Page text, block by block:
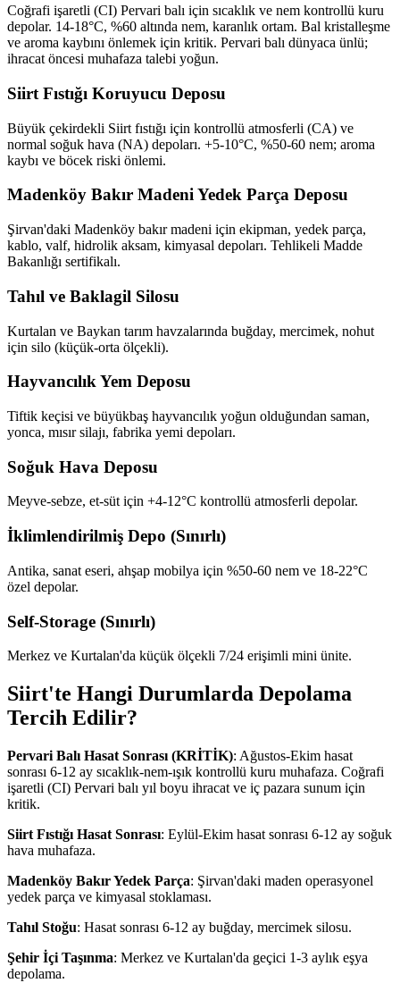
Coğrafi işaretli (CI) Pervari balı için sıcaklık ve nem kontrollü kuru
depolar. 14-18°C, %60 altında nem, karanlık ortam. Bal kristalleşme
ve aroma kaybını önlemek için kritik. Pervari balı dünyaca ünlü;
ihracat öncesi muhafaza talebi yoğun.
Siirt Fıstığı Koruyucu Deposu
Büyük çekirdekli Siirt fıstığı için kontrollü atmosferli (CA) ve
normal soğuk hava (NA) depoları. +5-10°C, %50-60 nem; aroma
kaybı ve böcek riski önlemi.
Madenköy Bakır Madeni Yedek Parça Deposu
Şirvan'daki Madenköy bakır madeni için ekipman, yedek parça,
kablo, valf, hidrolik aksam, kimyasal depoları. Tehlikeli Madde
Bakanlığı sertifikalı.
Tahıl ve Baklagil Silosu
Kurtalan ve Baykan tarım havzalarında buğday, mercimek, nohut
için silo (küçük-orta ölçekli).
Hayvancılık Yem Deposu
Tiftik keçisi ve büyükbaş hayvancılık yoğun olduğundan saman,
yonca, mısır silajı, fabrika yemi depoları.
Soğuk Hava Deposu
Meyve-sebze, et-süt için +4-12°C kontrollü atmosferli depolar.
İklimlendirilmiş Depo (Sınırlı)
Antika, sanat eseri, ahşap mobilya için %50-60 nem ve 18-22°C
özel depolar.
Self-Storage (Sınırlı)
Merkez ve Kurtalan'da küçük ölçekli 7/24 erişimli mini ünite.
Siirt'te Hangi Durumlarda Depolama
Tercih Edilir?
Pervari Balı Hasat Sonrası (KRİTİK): Ağustos-Ekim hasat
sonrası 6-12 ay sıcaklık-nem-ışık kontrollü kuru muhafaza. Coğrafi
işaretli (CI) Pervari balı yıl boyu ihracat ve iç pazara sunum için
kritik.
Siirt Fıstığı Hasat Sonrası: Eylül-Ekim hasat sonrası 6-12 ay soğuk
hava muhafaza.
Madenköy Bakır Yedek Parça: Şirvan'daki maden operasyonel
yedek parça ve kimyasal stoklaması.
Tahıl Stoğu: Hasat sonrası 6-12 ay buğday, mercimek silosu.
Şehir İçi Taşınma: Merkez ve Kurtalan'da geçici 1-3 aylık eşya
depolama.